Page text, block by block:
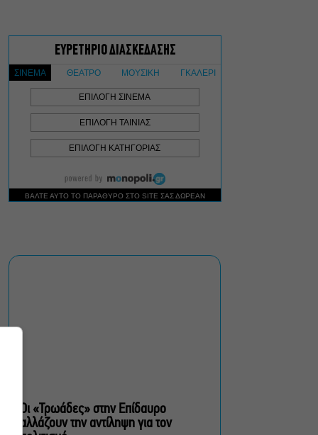
Οι Λέξεις των Άλλων, του
χρόνο στο Θέατρο Άβατον
Δικός σου, Φραντς: Η
παράσταση του
Αλέξανδρου Διαμαντή
Ευαγγελική Εκκλησία
Σωτήρη Τσαφούλια
Οι «Τρωάδες» στην Επίδαυρο
αλλάζουν την αντίληψη για τον